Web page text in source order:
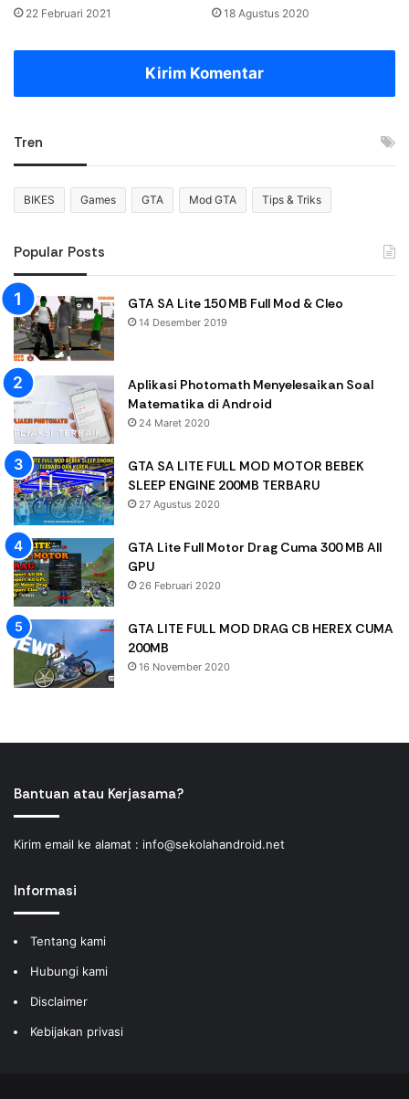
22 Februari 2021 18 Agustus 2020
Kirim Komentar
Tren
BIKES Games GTA Mod GTA Tips & Triks
Popular Posts
GTA SA Lite 150 MB Full Mod & Cleo
14 Desember 2019
Aplikasi Photomath Menyelesaikan Soal
Matematika di Android
24 Maret 2020
GTA SA LITE FULL MOD MOTOR BEBEK
SLEEP ENGINE 200MB TERBARU
27 Agustus 2020
GTA Lite Full Motor Drag Cuma 300 MB All
GPU
26 Februari 2020
GTA LITE FULL MOD DRAG CB HEREX CUMA
200MB
16 November 2020
Bantuan atau Kerjasama?
Kirim email ke alamat : info@sekolahandroid.net
Informasi
Tentang kami
Hubungi kami
Disclaimer
Kebijakan privasi